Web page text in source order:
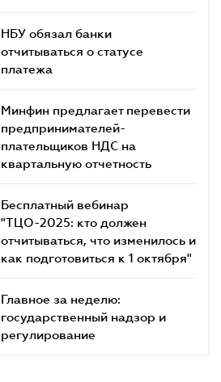
НБУ обязал банки
отчитываться о статусе
платежа
Минфин предлагает перевести
предпринимателей-
плательщиков НДС на
квартальную отчетность
Бесплатный вебинар
"ТЦО-2025: кто должен
отчитываться, что изменилось и
как подготовиться к 1 октября"
Главное за неделю:
государственный надзор и
регулирование